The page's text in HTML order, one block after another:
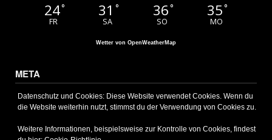
24°
FR
31 °
SA
36°
SO
35°
MO
Wetter von OpenWeatherMap
META
Anmelden
Eintrags-Feed
WordPress.org
Datenschutz und Cookies: Diese Website verwendet Cookies. Wenn du
die Website weiterhin nutzt, stimmst du der Verwendung von Cookies zu.
Weitere Informationen, beispielsweise zur Kontrolle von Cookies, findest